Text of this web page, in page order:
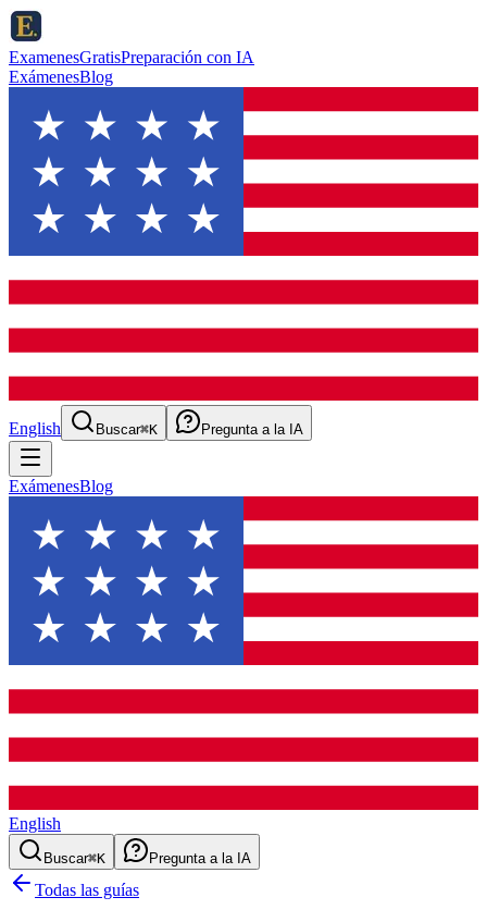
ExamenesGratisPreparación con IA
ExámenesBlog
English Buscar⌘K Pregunta a la IA
ExámenesBlog
English
Buscar⌘K Pregunta a la IA
Todas las guías